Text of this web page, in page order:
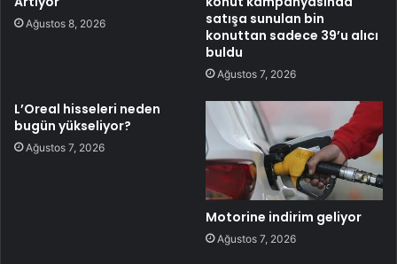
Ağustos 8, 2026
satışa sunulan bin
konuttan sadece 39’u alıcı
buldu
Ağustos 7, 2026
L’Oreal hisseleri neden
bugün yükseliyor?
Ağustos 7, 2026
Motorine indirim geliyor
Ağustos 7, 2026